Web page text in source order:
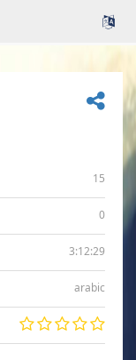
15
0
3:12:29
arabic